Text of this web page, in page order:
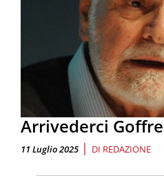
Arrivederci
11 Luglio 2025 | DI REDAZIONE